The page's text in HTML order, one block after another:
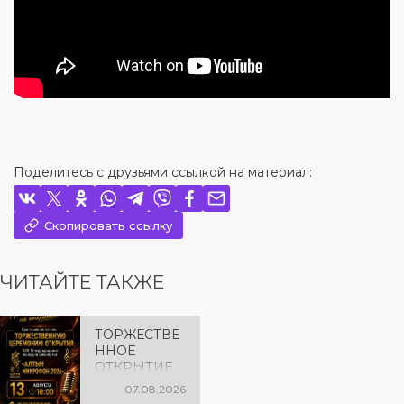
Поделитесь с друзьями ссылкой на материал:
Скопировать ссылку
ЧИТАЙТЕ ТАКЖЕ
ТОРЖЕСТВЕ
ННОЕ
ОТКРЫТИЕ
«АЛТЫН
07.08.2026